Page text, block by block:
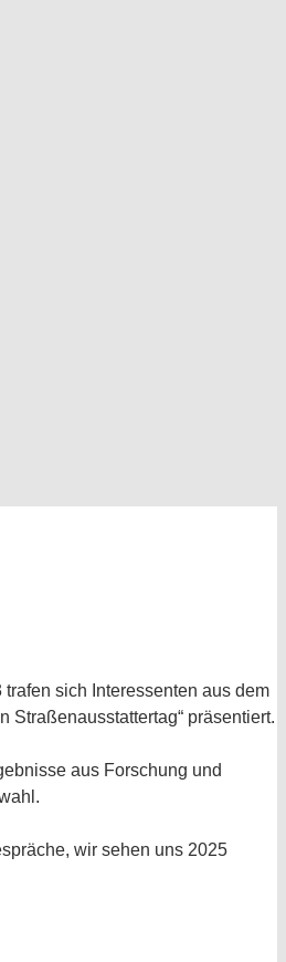
sich Interessenten aus dem
Straßenausstattertag“ präsentiert.
aus Forschung und
wir sehen uns 2025